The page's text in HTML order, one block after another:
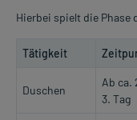
Hierbei spielt die Phase
Tätigkeit
Duschen
Ab ca.
3. Tag